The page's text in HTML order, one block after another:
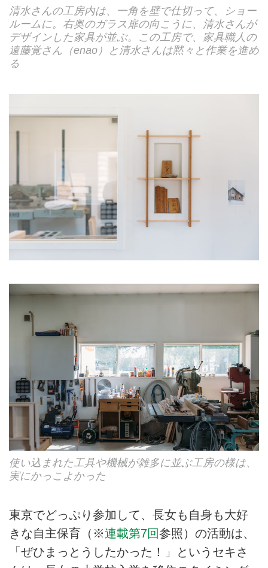
清水さんの工房内は、一角を壁で仕切って、ショー
ルームに。右奥のガラス扉の向こうに、清水さんが
デザインした家具が並ぶ。この工房で、家具職人の
遠藤覚さん（enao）と清水さんは黙々と作業を進め
る
使い込まれた工具や機械が雑多に並ぶ工房の様は、
実にかっこよかった
東京でどっぷり参加して、長女も自身も大好
きな自主保育 （※連載第7回参照） の活動は、
「ぜひまっとうしたかった！」というセキさ